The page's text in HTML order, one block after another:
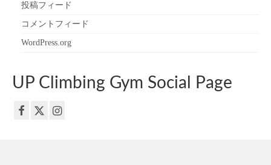
投稿フィード
コメントフィード
WordPress.org
UP Climbing Gym Social Page